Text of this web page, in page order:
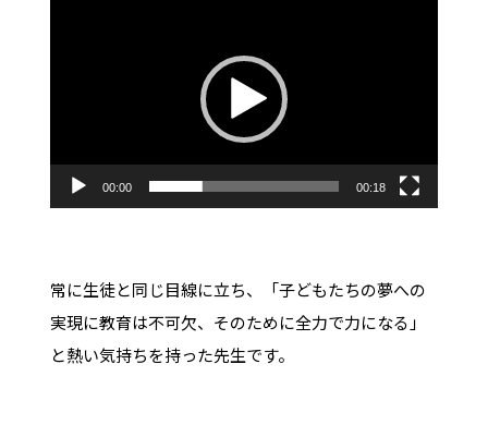
ヤ
00:00 00:18
常に生徒と同じ目線に立ち、「子どもたちの夢への
実現に教育は不可欠、そのために全力で力になる」
と熱い気持ちを持った先生です。